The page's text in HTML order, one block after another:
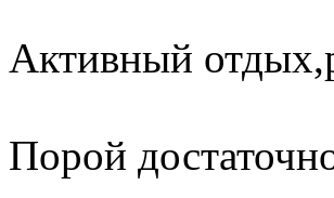
Активный
Порой